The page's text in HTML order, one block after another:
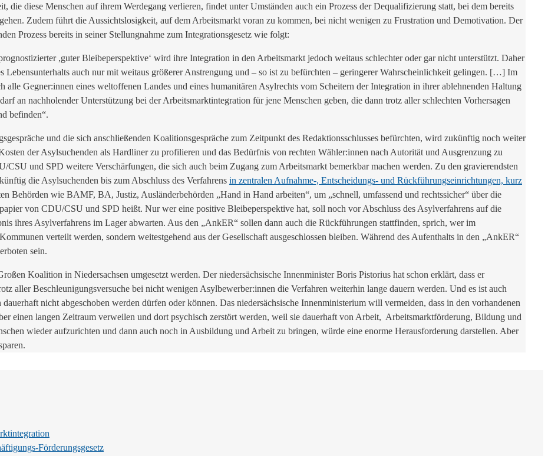
diese Menschen auf ihrem Werdegang verlieren, findet unter Umständen auch ein Prozess der Dequalifizierung statt, bei dem bereits
Zudem führt die Aussichtslosigkeit, auf dem Arbeitsmarkt voran zu kommen, bei nicht wenigen zu Frustration und Demotivation. Der
Prozess bereits in seiner Stellungnahme zum Integrationsgesetz wie folgt:
,guter Bleibeperspektive‘ wird ihre Integration in den Arbeitsmarkt jedoch weitaus schlechter oder gar nicht unterstützt. Daher
auch nur mit weitaus größerer Anstrengung und – so ist zu befürchten – geringerer Wahrscheinlichkeit gelingen. […] Im
alle Gegner:innen eines weltoffenen Landes und eines humanitären Asylrechts vom Scheitern der Integration in ihrer ablehnenden Haltung
an nachholender Unterstützung bei der Arbeitsmarktintegration für jene Menschen geben, die dann trotz aller schlechten Vorhersagen
befinden“.
und die sich anschließenden Koalitionsgespräche zum Zeitpunkt des Redaktionsschlusses befürchten, wird zukünftig noch weiter
der Asylsuchenden als Hardliner zu profilieren und das Bedürfnis von rechten Wähler:innen nach Autorität und Ausgrenzung zu
und SPD weitere Verschärfungen, die sich auch beim Zugang zum Arbeitsmarkt bemerkbar machen werden. Zu den gravierendsten
die Asylsuchenden bis zum Abschluss des Verfahrens in zentralen Aufnahme-, Entscheidungs- und Rückführungseinrichtungen, kurz
Behörden wie BAMF, BA, Justiz, Ausländerbehörden „Hand in Hand arbeiten“, um „schnell, umfassend und rechtssicher“ über die
von CDU/CSU und SPD heißt. Nur wer eine positive Bleibeperspektive hat, soll noch vor Abschluss des Asylverfahrens auf die
ihres Asylverfahrens im Lager abwarten. Aus den „AnkER“ sollen dann auch die Rückführungen stattfinden, sprich, wer im
verteilt werden, sondern weitestgehend aus der Gesellschaft ausgeschlossen bleiben. Während des Aufenthalts in den „AnkER“
sein.
Koalition in Niedersachsen umgesetzt werden. Der niedersächsische Innenminister Boris Pistorius hat schon erklärt, dass er
aller Beschleunigungsversuche bei nicht wenigen Asylbewerber:innen die Verfahren weiterhin lange dauern werden. Und es ist auch
nicht abgeschoben werden dürfen oder können. Das niedersächsische Innenministerium will vermeiden, dass in den vorhandenen
einen langen Zeitraum verweilen und dort psychisch zerstört werden, weil sie dauerhaft von Arbeit, Arbeitsmarktförderung, Bildung und
wieder aufzurichten und dann auch noch in Ausbildung und Arbeit zu bringen, würde eine enorme Herausforderung darstellen. Aber
Förderungsgesetz